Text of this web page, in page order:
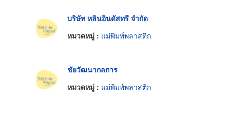
บริษัท หลินอินดัสทรี จำกัด
หมวดหมู่ : แม่พิมพ์พลาสติก
ชัยวัฒนากลการ
หมวดหมู่ : แม่พิมพ์พลาสติก